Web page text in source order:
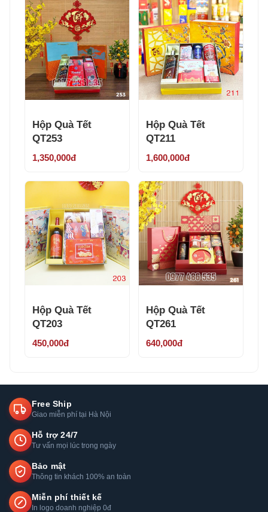
Hộp Quà Tết
QT253
1,350,000đ
Hộp Quà Tết
QT211
1,600,000đ
Hộp Quà Tết
QT203
450,000đ
Hộp Quà Tết
QT261
640,000đ
Free Ship
Giao miễn phí tại Hà Nội
Hỗ trợ 24/7
Tư vấn mọi lúc trong ngày
Bảo mật
Thông tin khách 100% an toàn
Miễn phí thiết kế
In logo doanh nghiệp 0đ